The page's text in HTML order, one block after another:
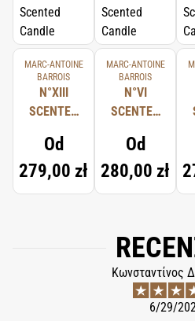
MARC-ANTOINE
BARROIS
N°XIII
SCENTED
Od
279,00 zł
MARC-ANTOINE
BARROIS
N°VI
SCENTED
Od
280,00 zł
Κωνσταντίνος
6/29/